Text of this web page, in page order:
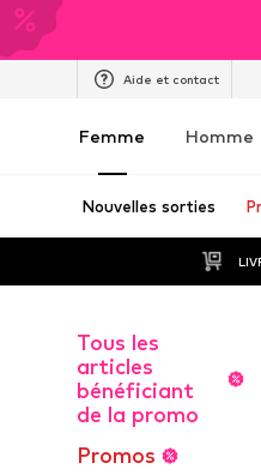
Aide et contact
Femme Homme
Nouvelles sorties
Tous les
articles
bénéficiant
de la promo
Promos